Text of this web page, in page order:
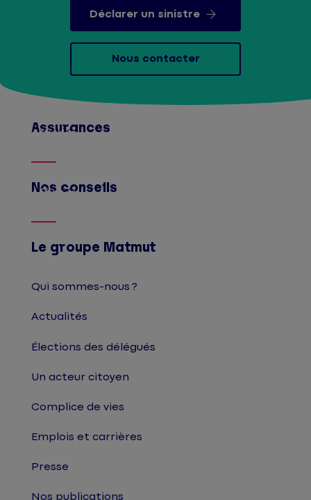
Déclarer un sinistre
Nous contacter
Assurances
Afficher
Nos conseils
Afficher
Le groupe Matmut
Qui sommes-nous ?
Actualités
Élections des délégués
Un acteur citoyen
Complice de vies
Emplois et carrières
Presse
Nos publications